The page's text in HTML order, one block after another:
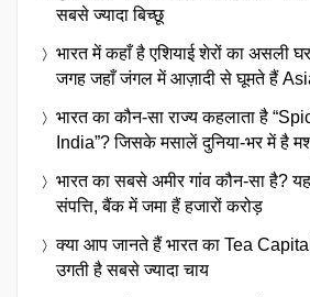
सबसे ज्यादा बिच्छू
भारत में कहाँ है एशियाई शेरों का असली
जगह जहाँ जंगल में आज़ादी से घूमते हैं
भारत का कौन-सा राज्य कहलाता है
India”? जिसके मसालें दुनिया-भर में है
भारत का सबसे अमीर गांव कौन-सा है?
संपत्ति, बैंक में जमा हैं हजारों करोड़
क्या आप जानते हैं भारत का Tea
उगती है सबसे ज्यादा चाय